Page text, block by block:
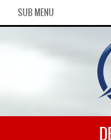
SUB MENU